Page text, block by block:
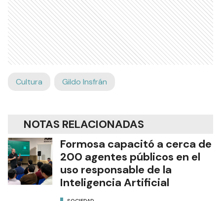
Cultura Gildo Insfrán
NOTAS RELACIONADAS
Formosa capacitó a cerca de
200 agentes públicos en el
uso responsable de la
Inteligencia Artificial